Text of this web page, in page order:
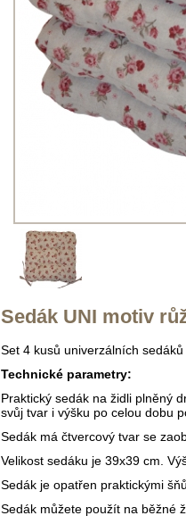
Sedák UNI motiv
Set 4 kusů univerzálních
Technické parametry:
Praktický sedák na židli plněný
svůj tvar i výšku po celou dobu
Sedák má čtvercový tvar se
Velikost sedáku je 39x39 cm.
Sedák je opatřen praktickými
Sedák můžete použít na běžné